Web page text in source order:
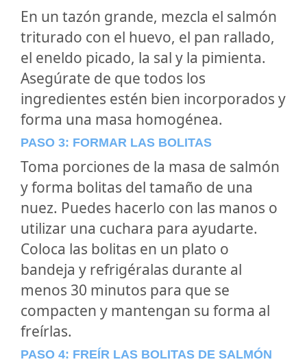
En un tazón grande, mezcla el salmón
triturado con el huevo, el pan rallado,
el eneldo picado, la sal y la pimienta.
Asegúrate de que todos los
ingredientes estén bien incorporados y
forma una masa homogénea.
PASO 3: FORMAR LAS BOLITAS
Toma porciones de la masa de salmón
y forma bolitas del tamaño de una
nuez. Puedes hacerlo con las manos o
utilizar una cuchara para ayudarte.
Coloca las bolitas en un plato o
bandeja y refrigéralas durante al
menos 30 minutos para que se
compacten y mantengan su forma al
freírlas.
PASO 4: FREÍR LAS BOLITAS DE SALMÓN